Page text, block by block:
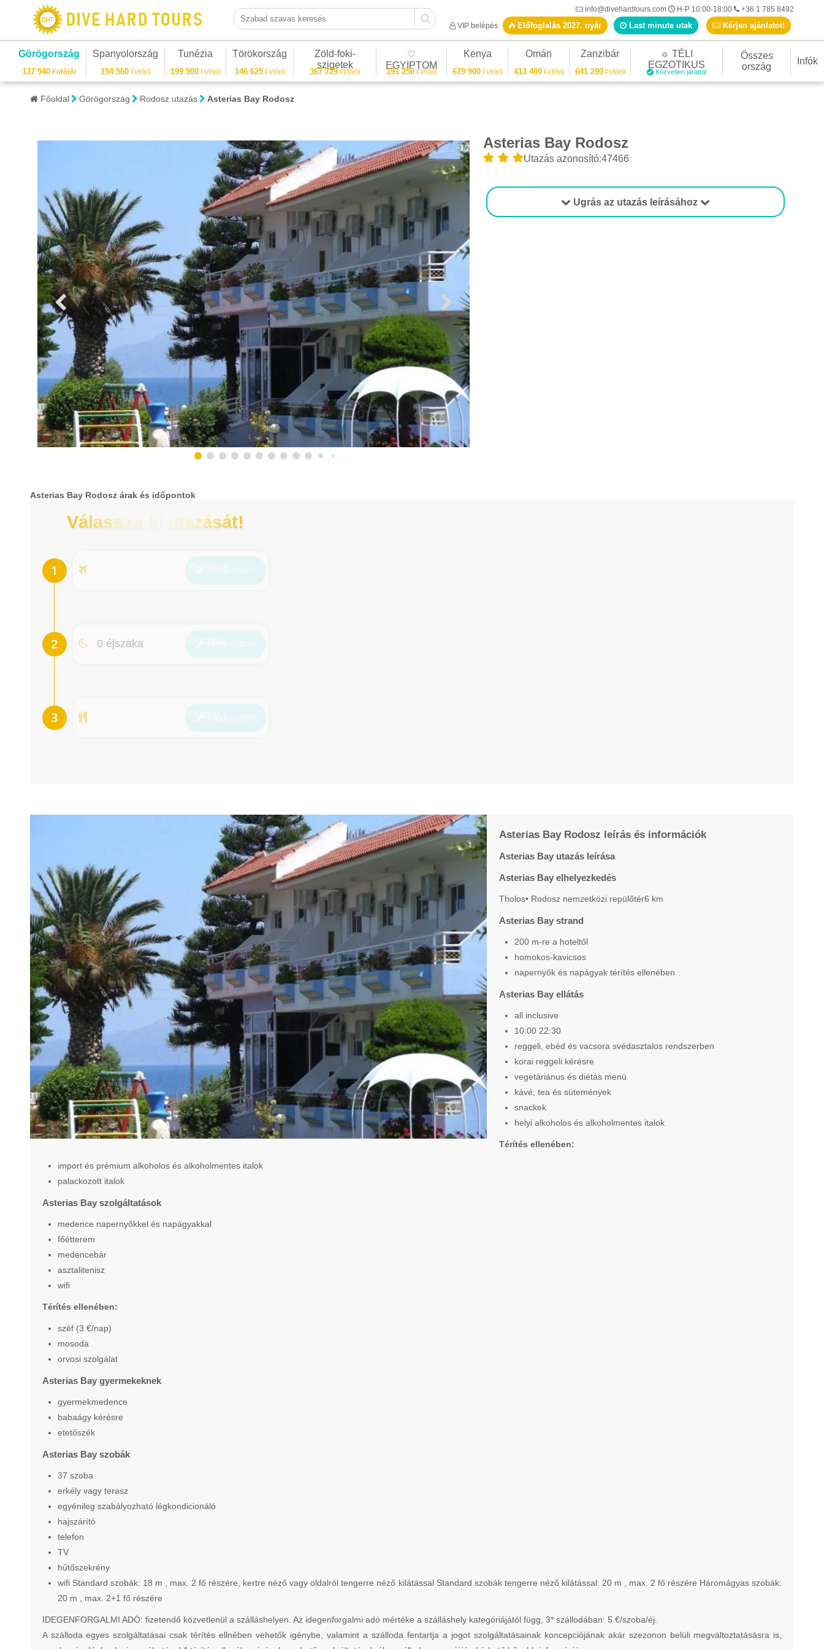
Szabad szavas keresés
info@divehardtours.com H-P 10:00-18:00
+36 1 785 8492
VIP belépés
Előfoglalás 2027. nyár Last minute utak Kérjen ajánlatot!
Görögország
137 540 Ft/főtől
Spanyolország
154 560Ft/főtől
Tunézia
199 900Ft/főtől
Törökország
146 625Ft/főtől
Zöld-foki-
szigetek
367 729 Ft/főtől
♡
EGYIPTOM
191 250 Ft/főtől
Kenya
679 900Ft/főtől
Omán
413 400Ft/főtől
Zanzibár
641 290Ft/főtől
☼ TÉLI
EGZOTIKUS
Közvetlen járattal
Összes
ország
Infók
Főoldal Görögország Rodosz utazás Asterias Bay Rodosz
Asterias Bay Rodosz
Utazás azonosító:47466
Ugrás az utazás leírásához
1/22
Asterias Bay Rodosz árak és időpontok
Válassza ki utazását!
0 éjszaka
Asterias Bay Rodosz leírás és információk
Asterias Bay utazás leírása
Asterias Bay elhelyezkedés
Tholos• Rodosz nemzetközi repülőtér6 km
Asterias Bay strand
200 m-re a hoteltől
homokos-kavicsos
napernyők és napágyak térítés ellenében
Asterias Bay ellátás
all inclusive
10:00 22:30
reggeli, ebéd és vacsora svédasztalos rendszerben
korai reggeli kérésre
vegetáriánus és diétás menü
kávé, tea és sütemények
snackek
helyi alkoholos és alkoholmentes italok
Térítés ellenében:
import és prémium alkoholos és alkoholmentes italok
palackozott italok
Asterias Bay szolgáltatások
medence napernyőkkel és napágyakkal
főétterem
medencebár
asztalitenisz
wifi
Térítés ellenében:
széf (3 €/nap)
mosoda
orvosi szolgálat
Asterias Bay gyermekeknek
gyermekmedence
babaágy kérésre
etetőszék
Asterias Bay szobák
37 szoba
erkély vagy terasz
egyénileg szabályozható légkondicionáló
hajszárító
telefon
TV
hűtőszekrény
wifi Standard szobák: 18 m , max. 2 fő részére, kertre néző vagy oldalról tengerre néző kilátással Standard szobák tengerre néző kilátással: 20 m , max. 2 fő részére Háromágyas szobák:
20 m , max. 2+1 fő részére
IDEGENFORGALMI ADÓ: fizetendő közvetlenül a szálláshelyen. Az idegenforgalmi adó mértéke a szálláshely kategóriájától függ, 3* szállodában: 5 €/szoba/éj.
A szálloda egyes szolgáltatásai csak térítés ellnében vehetők igénybe, valamint a szálloda fentartja a jogot szolgáltatásainak koncepciójának akár szezonon belüli megváltoztatásásra is,